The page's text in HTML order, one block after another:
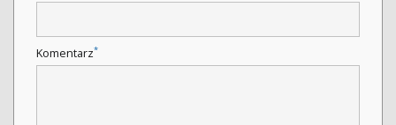
Komentarz*